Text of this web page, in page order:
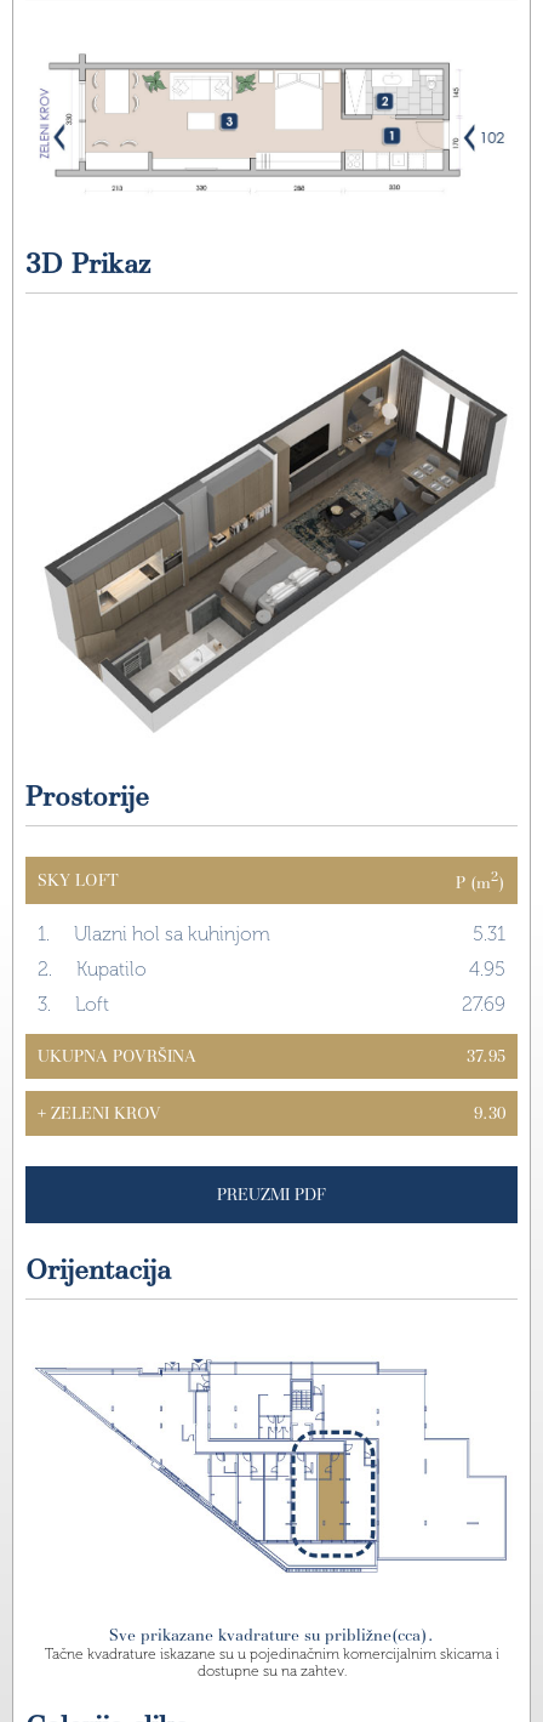
3D Prikaz
Prostorije
SKY LOFT P (m2)
1. Ulazni hol sa kuhinjom
5.31
2.
Kupatilo
4.95
3.
Loft 27.69
UKUPNA POVRŠINA 37.95
+ ZELENI KROV 9.30
PREUZMI PDF
Orijentacija
Sve prikazane kvadrature su približne(cca).
Tačne kvadrature iskazane su u pojedinačnim komercijalnim skicama i
dostupne su na zahtev.